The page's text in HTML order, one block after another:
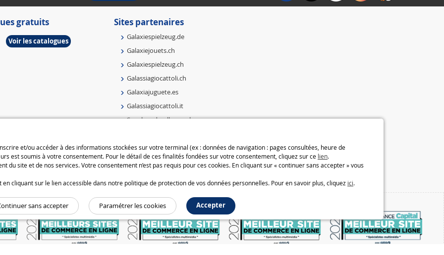
et/ou accéder à des informations stockées sur votre terminal (ex : données de navigation : pages consultées, heure de
est soumis à votre consentement. Pour le détail de ces finalités fondées sur votre consentement, cliquez sur ce lien.
du site et de nos services. Votre consentement n’est pas requis pour ces cookies. En cliquant sur « continuer sans accepter » vous
cliquant sur le lien accessible dans notre politique de protection de vos données personnelles. Pour en savoir plus, cliquez ici.
Accepter
Paramétrer les cookies
sans accepter
gratuits
Voir les catalogues
Sites partenaires
Galaxiespielzeug.de
Galaxiejouets.ch
Galaxiespielzeug.ch
Galassiagiocattoli.ch
Galaxiajuguete.es
Galassiagiocattoli.it
Speelgoedmelkweg.nl
Galaxiespielzeug.be
Speelgoedmelkweg.be